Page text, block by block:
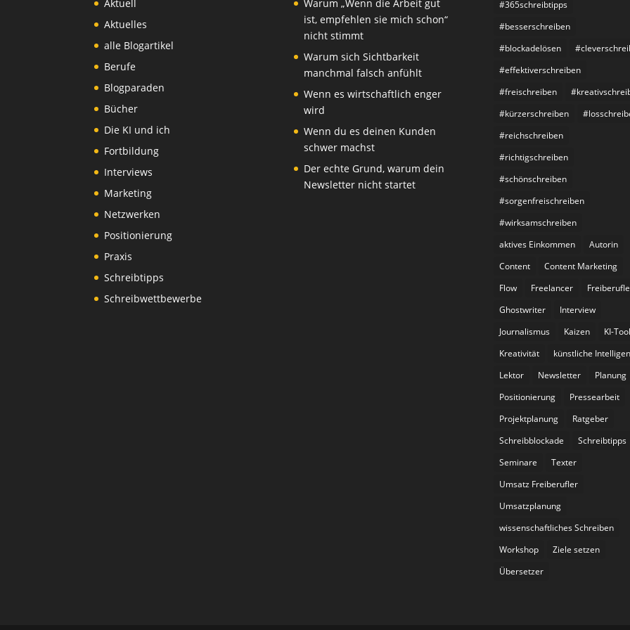
Aktuell
Aktuelles
alle Blogartikel
Berufe
Blogparaden
Bücher
Die KI und ich
Fortbildung
Interviews
Marketing
Netzwerken
Positionierung
Praxis
Schreibtipps
Schreibwettbewerbe
Warum „Wenn die Arbeit gut
ist, empfehlen sie mich schon“
nicht stimmt
Warum sich Sichtbarkeit
manchmal falsch anfühlt
Wenn es wirtschaftlich enger
wird
Wenn du es deinen Kunden
schwer machst
Der echte Grund, warum dein
Newsletter nicht startet
#365schreibtipps
#besserschreiben
#blockadelösen
#effektiverschreiben
#freischreiben
#kürzerschreiben
#reichschreiben
#richtigschreiben
#schönschreiben
#sorgenfreischreiben
#wirksamschreiben
aktives Einkommen
Autorin
Content
Content Marketing
Flow
Freelancer
Ghostwriter
Interview
Journalismus
Kaizen
KI-
Kreativität
künstliche
Lektor
Newsletter
Planung
Positionierung
Pressearbeit
Projektplanung
Ratgeber
Schreibblockade
Schreibtipps
Seminare
Texter
Umsatz Freiberufler
Umsatzplanung
wissenschaftliches Schreiben
Workshop
Ziele setzen
Übersetzer